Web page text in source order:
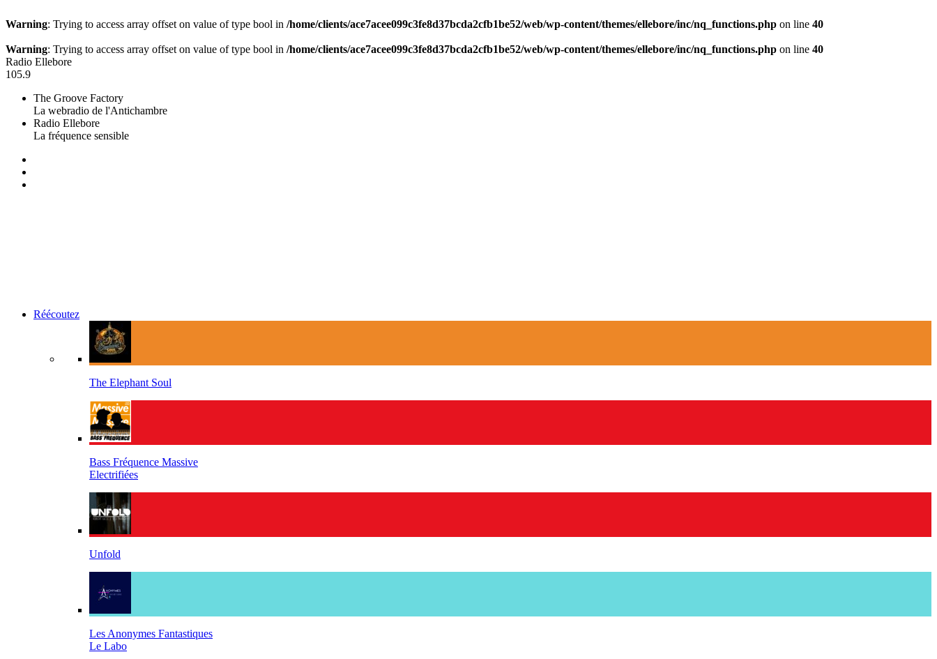
Warning: Trying to access array offset on value of type bool in /home/clients/ace7acee099c3fe8d37bcda2cfb1be52/web/wp-content/themes/ellebore/inc/nq_functions.php on line 40
Warning: Trying to access array offset on value of type bool in /home/clients/ace7acee099c3fe8d37bcda2cfb1be52/web/wp-content/themes/ellebore/inc/nq_functions.php on line 40
Radio Ellebore
105.9
The Groove Factory
La webradio de l'Antichambre
Radio Ellebore
La fréquence sensible
Réécoutez
The Elephant Soul
Bass Fréquence Massive
Electrifiées
Unfold
Les Anonymes Fantastiques
Le Labo